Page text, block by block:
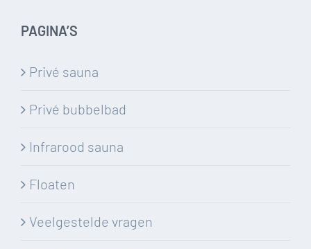
PAGINA’S
Privé sauna
Privé bubbelbad
Infrarood sauna
Floaten
Veelgestelde vragen